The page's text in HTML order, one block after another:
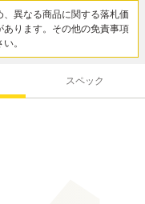
異なる商品に関する落札価
ります。その他の免責事項
。
スペック